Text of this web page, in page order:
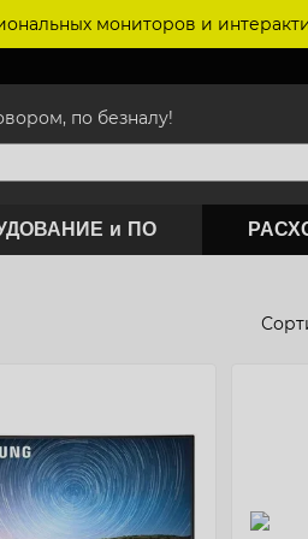
мониторов и
по безналу!
и ПО